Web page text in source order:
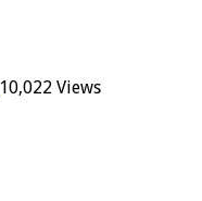
10,022 Views